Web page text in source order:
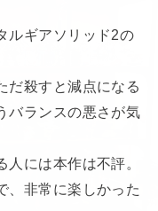
ルギアソリッド2の
だ殺すと減点になる
バランスの悪さが気
には本作は不評。
、非常に楽しかった